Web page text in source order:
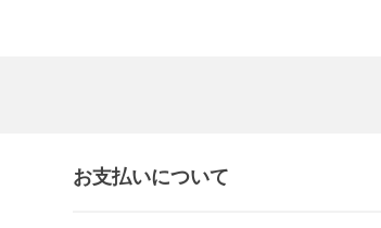
お支払いについて